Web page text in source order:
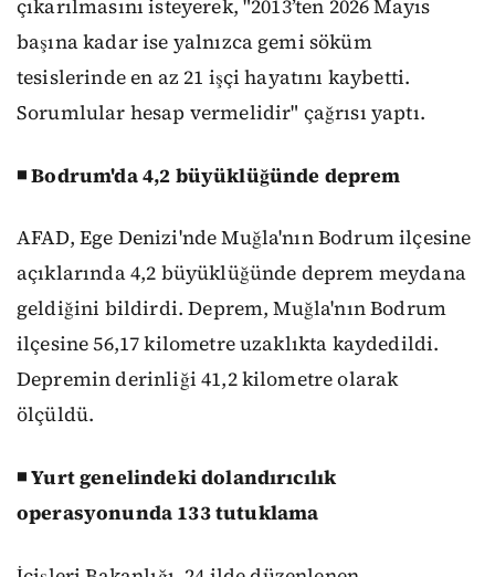
çıkarılmasını isteyerek, "2013’ten 2026 Mayıs
başına kadar ise yalnızca gemi söküm
tesislerinde en az 21 işçi hayatını kaybetti.
Sorumlular hesap vermelidir" çağrısı yaptı.
◾ Bodrum'da 4,2 büyüklüğünde deprem
AFAD, Ege Denizi'nde Muğla'nın Bodrum ilçesine
açıklarında 4,2 büyüklüğünde deprem meydana
geldiğini bildirdi. Deprem, Muğla'nın Bodrum
ilçesine 56,17 kilometre uzaklıkta kaydedildi.
Depremin derinliği 41,2 kilometre olarak
ölçüldü.
◾ Yurt genelindeki dolandırıcılık
operasyonunda 133 tutuklama